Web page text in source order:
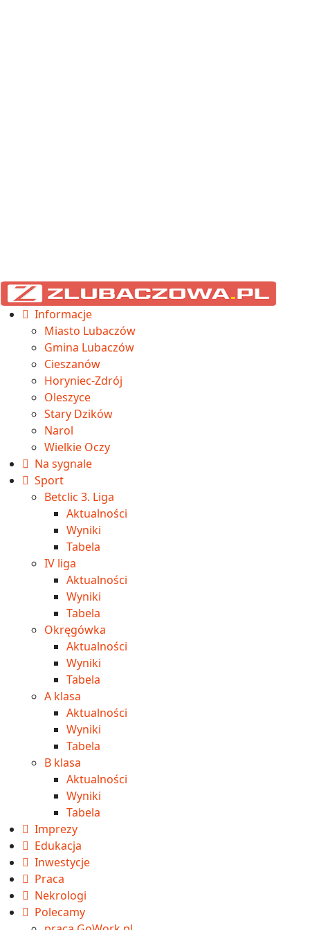
Informacje
Miasto Lubaczów
Gmina Lubaczów
Cieszanów
Horyniec-Zdrój
Oleszyce
Stary Dzików
Narol
Wielkie Oczy
Na sygnale
Sport
Betclic 3. Liga
Aktualności
Wyniki
Tabela
IV liga
Aktualności
Wyniki
Tabela
Okręgówka
Aktualności
Wyniki
Tabela
A klasa
Aktualności
Wyniki
Tabela
B klasa
Aktualności
Wyniki
Tabela
Imprezy
Edukacja
Inwestycje
Praca
Nekrologi
Polecamy